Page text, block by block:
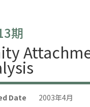
期
Date 2003年4月